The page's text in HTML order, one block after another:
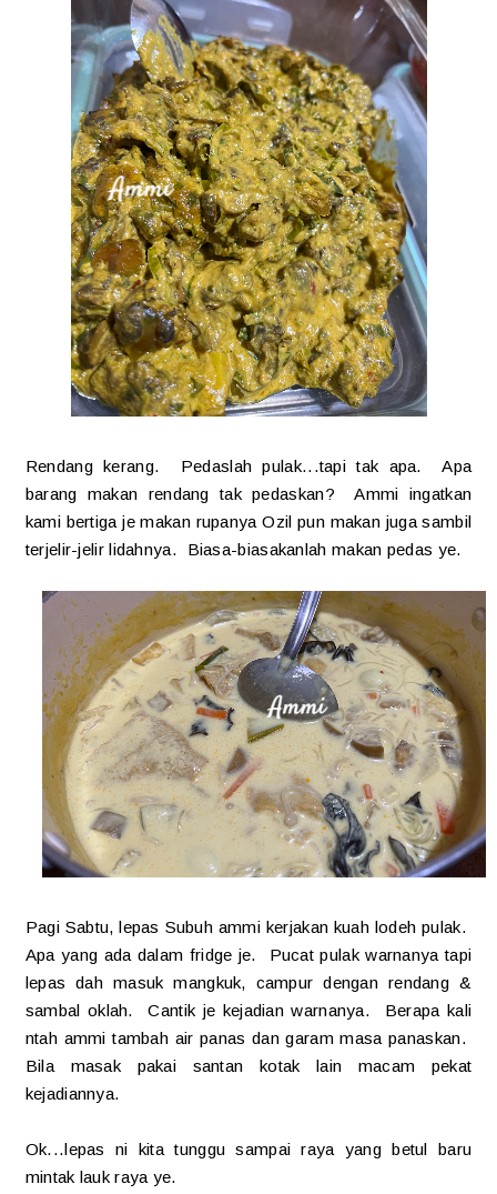
Rendang kerang. Pedaslah pulak...tapi tak apa. Apa
barang makan rendang tak pedaskan? Ammi ingatkan
kami bertiga je makan rupanya Ozil pun makan juga sambil
terjelir-jelir lidahnya. Biasa-biasakanlah makan pedas ye.
Pagi Sabtu, lepas Subuh ammi kerjakan kuah lodeh pulak.
Apa yang ada dalam fridge je. Pucat pulak warnanya tapi
lepas dah masuk mangkuk, campur dengan rendang &
sambal oklah. Cantik je kejadian warnanya. Berapa kali
ntah ammi tambah air panas dan garam masa panaskan.
Bila masak pakai santan kotak lain macam pekat
kejadiannya.
Ok...lepas ni kita tunggu sampai raya yang betul baru
mintak lauk raya ye.